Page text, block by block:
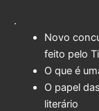
.
Novo
feito pelo
O que é
O papel
literário